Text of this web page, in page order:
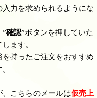
力を求められるようにな
”確認”ボタンを押していた
ます。
持ったご注文をおすすめ
こちらのメールは仮売上